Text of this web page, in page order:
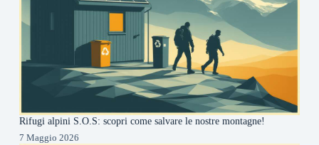
Rifugi alpini S.O.S: scopri come salvare le nostre montagne!
7 Maggio 2026